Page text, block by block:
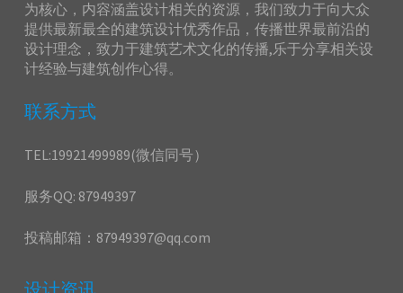
为核心，内容涵盖设计相关的资源，我们致力于向大众
提供最新最全的建筑设计优秀作品，传播世界最前沿的
设计理念，致力于建筑艺术文化的传播,乐于分享相关设
计经验与建筑创作心得。
联系方式
TEL:19921499989(微信同号）
服务QQ: 87949397
投稿邮箱：87949397@qq.com